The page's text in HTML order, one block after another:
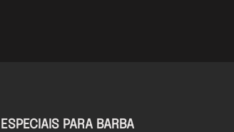
PARA BARBA